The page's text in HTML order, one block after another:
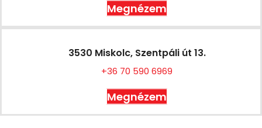
Megnézem
3530 Miskolc, Szentpáli út 13.
+36 70 590 6969
Megnézem